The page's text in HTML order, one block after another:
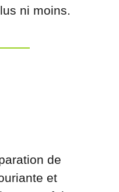
ni moins.
de
et